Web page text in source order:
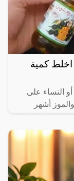
كمية
النساء على
أشهر